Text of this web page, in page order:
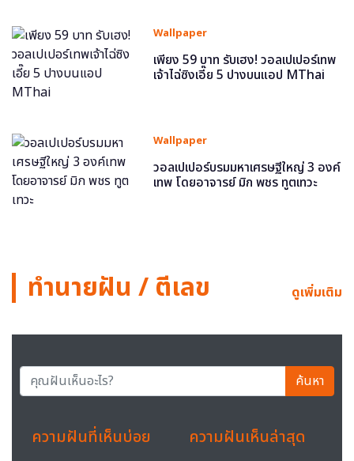
Wallpaper
เพียง 59 บาท รับเฮง! วอลเปเปอร์เทพ
เจ้าไฉ่ซิงเอี๊ย 5 ปางบนแอป MThai
Wallpaper
วอลเปเปอร์บรมมหาเศรษฐีใหญ่ 3 องค์
เทพ โดยอาจารย์ มิก พชร ทูตเทวะ
ทำนายฝัน / ตีเลข ดูเพิ่มเติม
ค้นหา
ความฝันที่เห็นบ่อย ความฝันเห็นล่าสุด